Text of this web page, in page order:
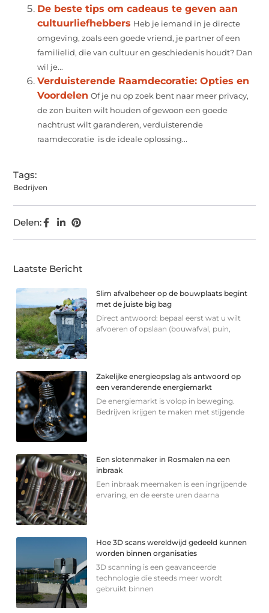
De beste tips om cadeaus te geven aan
cultuurliefhebbers Heb je iemand in je directe
omgeving, zoals een goede vriend, je partner of een
familielid, die van cultuur en geschiedenis houdt? Dan
wil je...
Verduisterende Raamdecoratie: Opties en
Voordelen Of je nu op zoek bent naar meer privacy,
de zon buiten wilt houden of gewoon een goede
nachtrust wilt garanderen, verduisterende
raamdecoratie is de ideale oplossing...
Tags:
Bedrijven
Delen:
Laatste Bericht
Slim afvalbeheer op de bouwplaats begint
met de juiste big bag
Direct antwoord: bepaal eerst wat u wilt
afvoeren of opslaan (bouwafval, puin,
Zakelijke energieopslag als antwoord op
een veranderende energiemarkt
De energiemarkt is volop in beweging.
Bedrijven krijgen te maken met stijgende
Een slotenmaker in Rosmalen na een
inbraak
Een inbraak meemaken is een ingrijpende
ervaring, en de eerste uren daarna
Hoe 3D scans wereldwijd gedeeld kunnen
worden binnen organisaties
3D scanning is een geavanceerde
technologie die steeds meer wordt
gebruikt binnen